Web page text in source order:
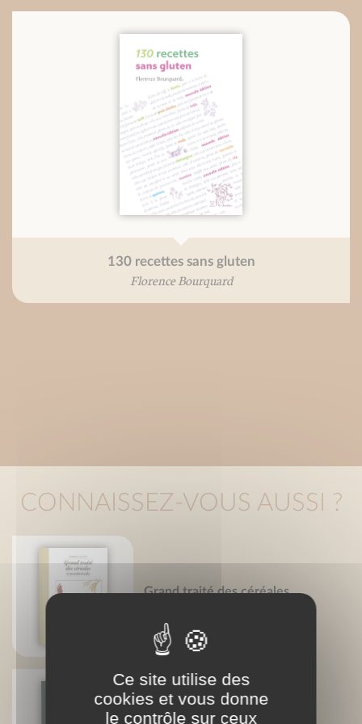
130 recettes sans gluten
Florence Bourquard
CONNAISSEZ-VOUS AUSSI ?
Grand traité des céréales
Ce site utilise des
cookies et vous donne
le contrôle sur ceux